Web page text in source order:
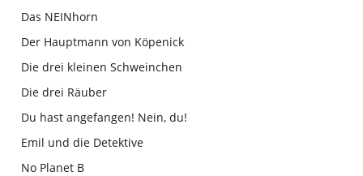
Das NEINhorn
Der Hauptmann von Köpenick
Die drei kleinen Schweinchen
Die drei Räuber
Du hast angefangen! Nein, du!
Emil und die Detektive
No Planet B